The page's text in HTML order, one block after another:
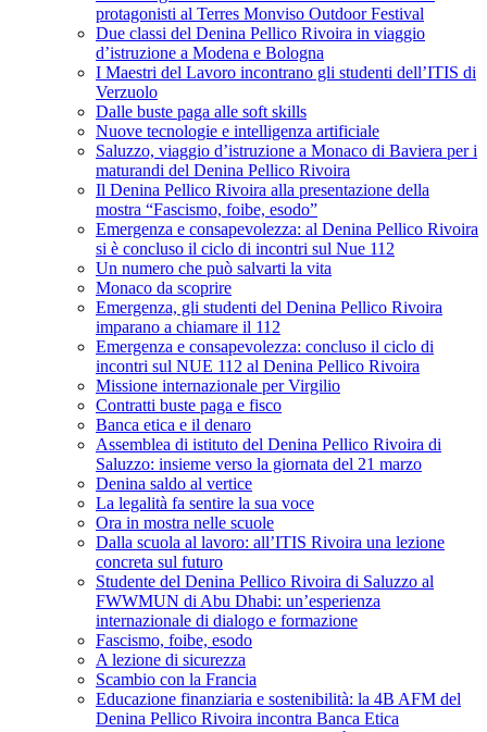
protagonisti al Terres Monviso Outdoor Festival
Due classi del Denina Pellico Rivoira in viaggio
d’istruzione a Modena e Bologna
I Maestri del Lavoro incontrano gli studenti dell’ITIS di
Verzuolo
Dalle buste paga alle soft skills
Nuove tecnologie e intelligenza artificiale
Saluzzo, viaggio d’istruzione a Monaco di Baviera per i
maturandi del Denina Pellico Rivoira
Il Denina Pellico Rivoira alla presentazione della
mostra “Fascismo, foibe, esodo”
Emergenza e consapevolezza: al Denina Pellico Rivoira
si è concluso il ciclo di incontri sul Nue 112
Un numero che può salvarti la vita
Monaco da scoprire
Emergenza, gli studenti del Denina Pellico Rivoira
imparano a chiamare il 112
Emergenza e consapevolezza: concluso il ciclo di
incontri sul NUE 112 al Denina Pellico Rivoira
Missione internazionale per Virgilio
Contratti buste paga e fisco
Banca etica e il denaro
Assemblea di istituto del Denina Pellico Rivoira di
Saluzzo: insieme verso la giornata del 21 marzo
Denina saldo al vertice
La legalità fa sentire la sua voce
Ora in mostra nelle scuole
Dalla scuola al lavoro: all’ITIS Rivoira una lezione
concreta sul futuro
Studente del Denina Pellico Rivoira di Saluzzo al
FWWMUN di Abu Dhabi: un’esperienza
internazionale di dialogo e formazione
Fascismo, foibe, esodo
A lezione di sicurezza
Scambio con la Francia
Educazione finanziaria e sostenibilità: la 4B AFM del
Denina Pellico Rivoira incontra Banca Etica